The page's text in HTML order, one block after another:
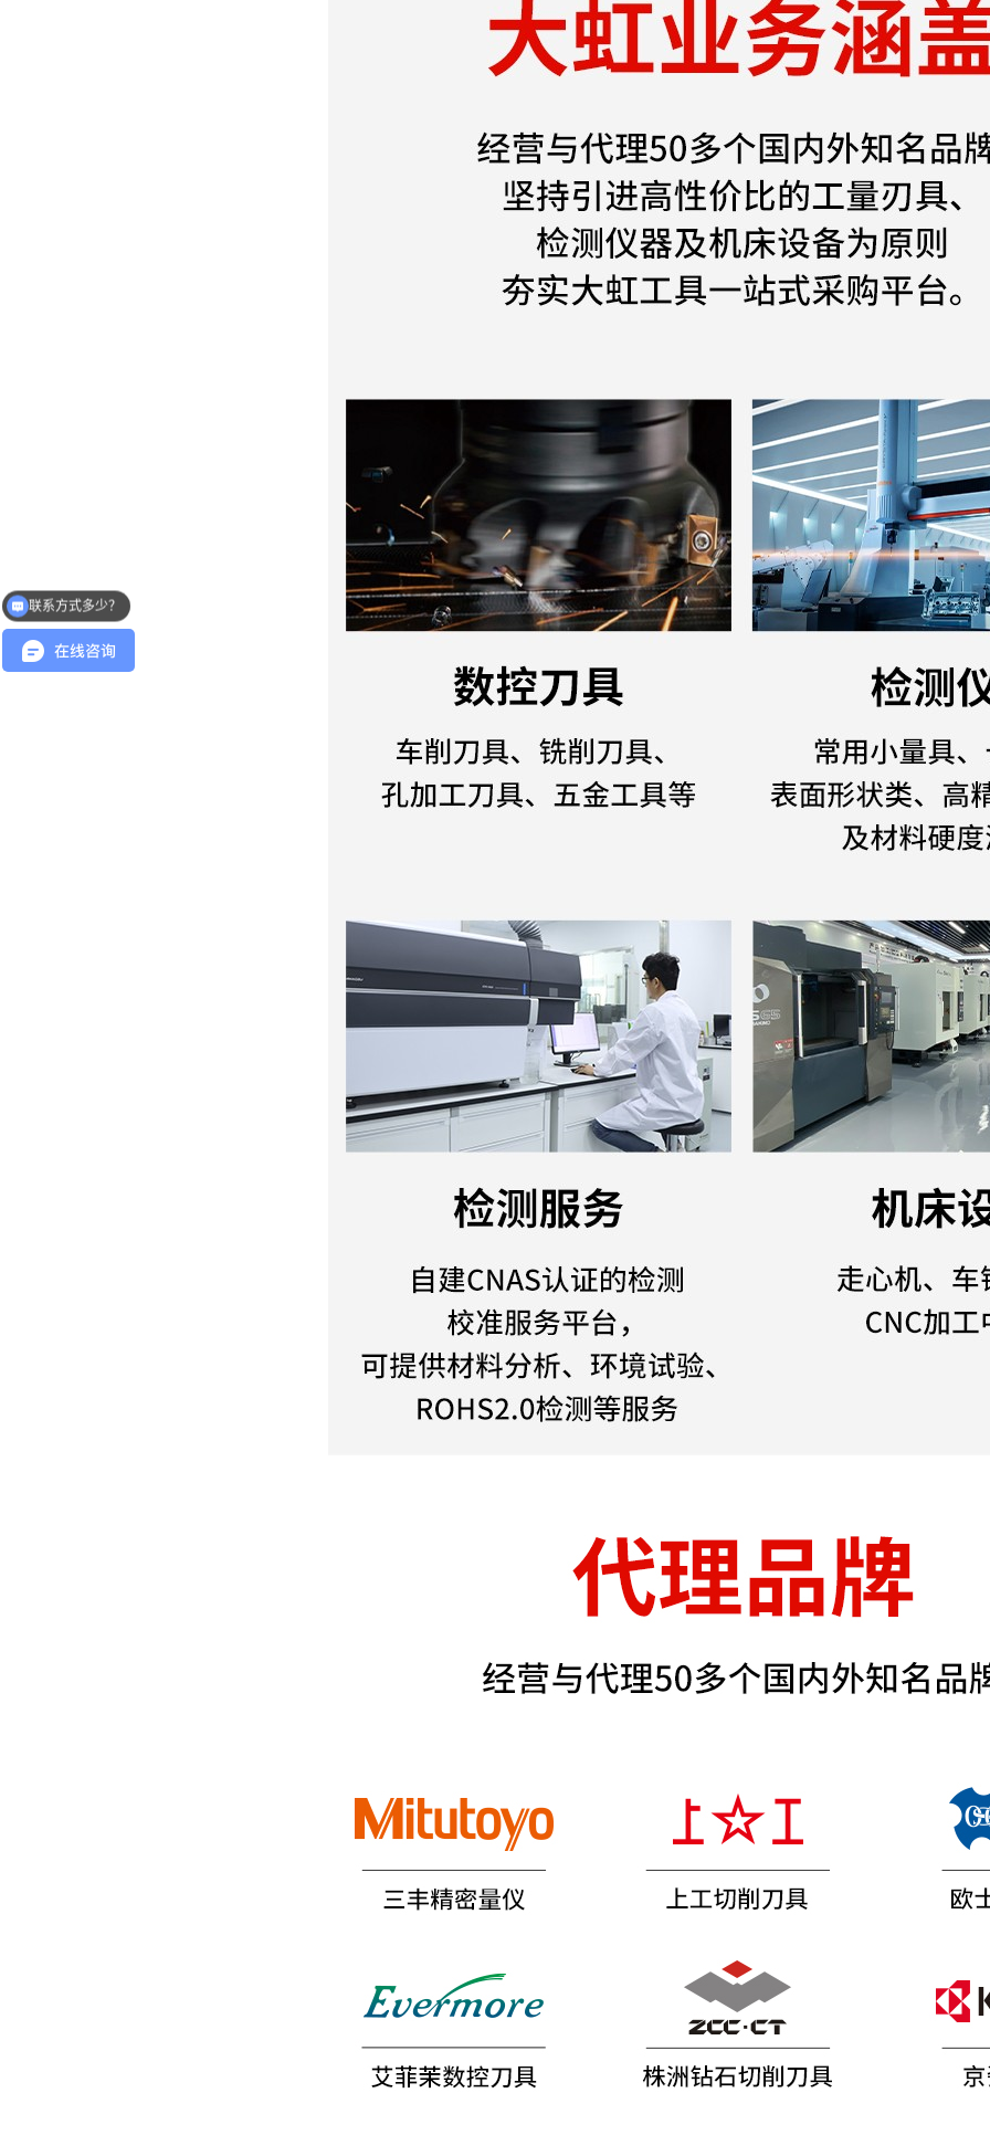
联系方式多少？